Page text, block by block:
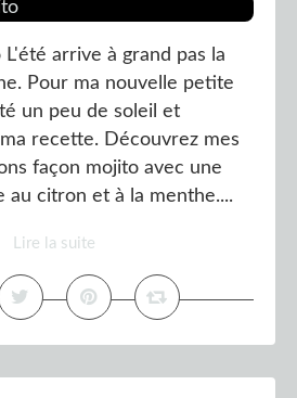
arrive à grand pas la
Pour ma nouvelle petite
un peu de soleil et
recette. Découvrez mes
façon mojito avec une
au citron et à la menthe....
Lire la suite